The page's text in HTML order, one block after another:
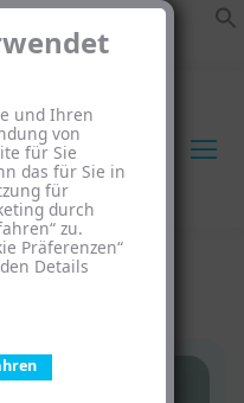
und Ihren
von
für Sie
das für Sie in
für
durch
zu.
Präferenzen“
Details
– Deutschland &